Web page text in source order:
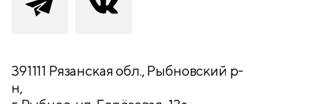
391111 Рязанская обл., Рыбновский р-
н,